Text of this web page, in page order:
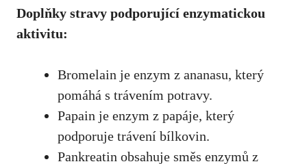
Doplňky stravy podporující enzymatickou
aktivitu:
Bromelain je enzym z ananasu, který
pomáhá s trávením potravy.
Papain je enzym z papáje, který
podporuje trávení bílkovin.
Pankreatin obsahuje směs enzymů z